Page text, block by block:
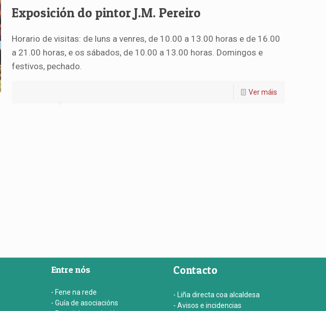
Exposición do pintor J.M. Pereiro
Horario de visitas: de luns a venres, de 10.00 a 13.00 horas e de 16.00
a 21.00 horas, e os sábados, de 10.00 a 13.00 horas. Domingos e
festivos, pechado.
Ver máis
Entre nós
- Fene na rede
- Guía de asociacións
Contacto
- Liña directa coa alcaldesa
- Avisos e incidencias